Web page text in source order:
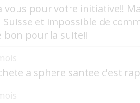
vous pour votre initiative!!
Suisse et impossible de
bon pour la suite!!
a sphere santee c'est